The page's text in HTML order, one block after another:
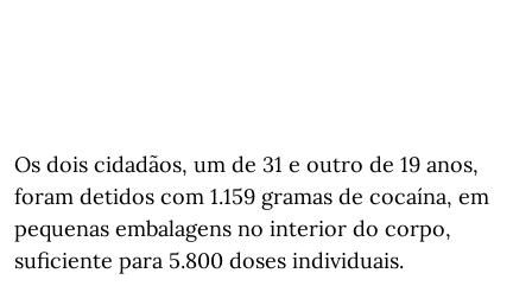
Os dois cidadãos, um de 31 e outro de 19 anos,
foram detidos com 1.159 gramas de cocaína, em
pequenas embalagens no interior do corpo,
suficiente para 5.800 doses individuais.